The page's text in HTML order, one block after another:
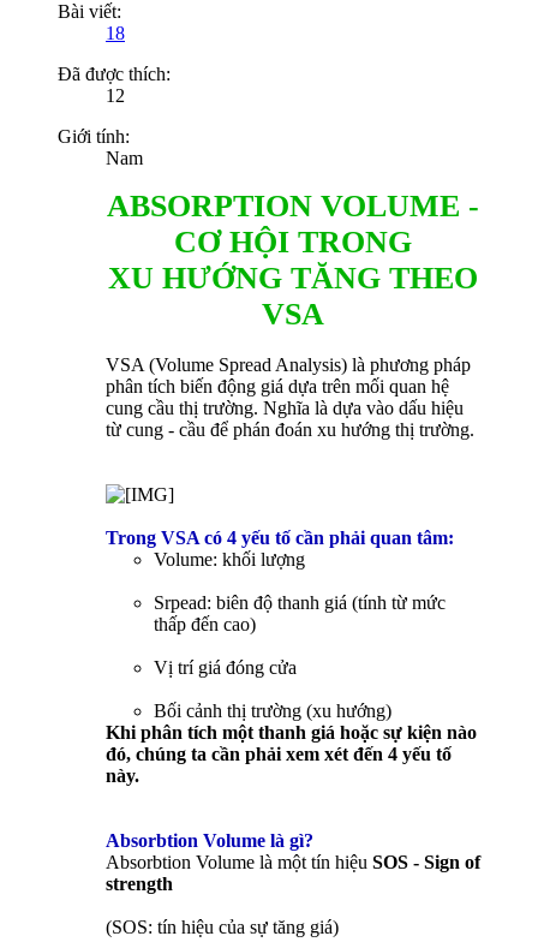
Bài viết:
18
Đã được thích:
12
Giới tính:
Nam
ABSORPTION VOLUME -
CƠ HỘI TRONG
XU HƯỚNG TĂNG THEO
VSA
VSA (Volume Spread Analysis) là phương pháp
phân tích biến động giá dựa trên mối quan hệ
cung cầu thị trường. Nghĩa là dựa vào dấu hiệu
từ cung - cầu để phán đoán xu hướng thị trường.
Trong VSA có 4 yếu tố cần phải quan tâm:
Volume: khối lượng
Srpead: biên độ thanh giá (tính từ mức
thấp đến cao)
Vị trí giá đóng cửa
Bối cảnh thị trường (xu hướng)
Khi phân tích một thanh giá hoặc sự kiện nào
đó, chúng ta cần phải xem xét đến 4 yếu tố
này.
Absorbtion Volume là gì?
Absorbtion Volume là một tín hiệu SOS - Sign of
strength
(SOS: tín hiệu của sự tăng giá)